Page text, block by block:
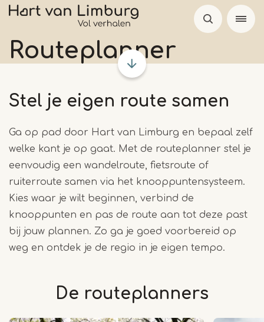
Overslaan
naar
de
gaan
Routeplanner
Stel je eigen route samen
Ga op pad door Hart van Limburg en bepaal zelf
welke kant je op gaat. Met de routeplanner stel je
eenvoudig een wandelroute, fietsroute of
ruiterroute samen via het knooppuntensysteem.
Kies waar je wilt beginnen, verbind de
knooppunten en pas de route aan tot deze past
bij jouw plannen. Zo ga je goed voorbereid op
weg en ontdek je de regio in je eigen tempo.
De routeplanners